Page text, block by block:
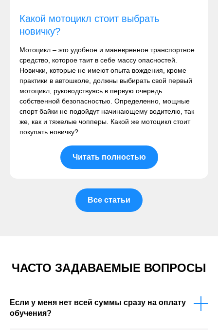
Какой мотоцикл стоит выбрать
новичку?
Мотоцикл – это удобное и маневренное транспортное
средство, которое таит в себе массу опасностей.
Новички, которые не имеют опыта вождения, кроме
практики в автошколе, должны выбирать свой первый
мотоцикл, руководствуясь в первую очередь
собственной безопасностью. Определенно, мощные
спорт байки не подойдут начинающему водителю, так
же, как и тяжелые чопперы. Какой же мотоцикл стоит
покупать новичку?
Читать полностью
Все статьи
ЧАСТО ЗАДАВАЕМЫЕ ВОПРОСЫ
Если у меня нет всей суммы сразу на оплату
обучения?